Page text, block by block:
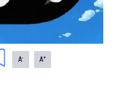
A- A+